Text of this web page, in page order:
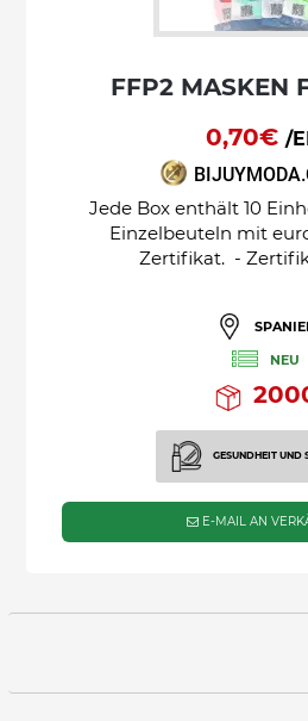
FFP2 MASKEN
0,70€ /
Jede Box enthält 10
Einzelbeuteln mit
Zertifikat. -
NEU
GESUNDHEIT UND
E-MAIL AN